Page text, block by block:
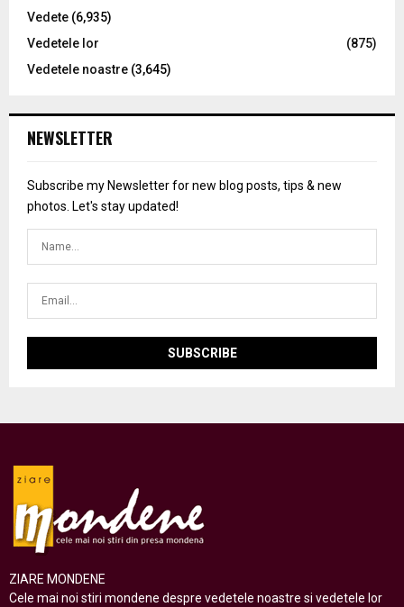
Vedete (6,935)
Vedetele lor
(875)
Vedetele noastre (3,645)
NEWSLETTER
Subscribe my Newsletter for new blog posts, tips & new
photos. Let's stay updated!
ZIARE MONDENE
Cele mai noi stiri mondene despre vedetele noastre si vedetele lor